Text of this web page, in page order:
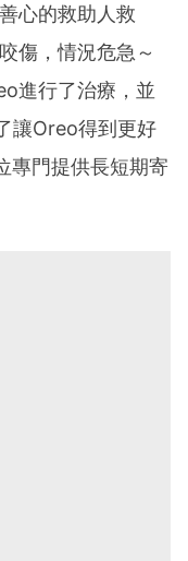
心的救助人救
傷，情況危急～
進行了治療，並
讓Oreo得到更好
專門提供長短期寄